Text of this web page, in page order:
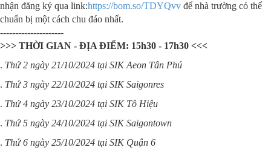
nhận đăng ký qua link:https://bom.so/TDYQvv để nhà trường có thể
chuẩn bị một cách chu đáo nhất.
---------------------
>>> THỜI GIAN - ĐỊA ĐIỂM: 15h30 - 17h30 <<<
. Thứ 2 ngày 21/10/2024 tại SIK Aeon Tân Phú
. Thứ 3 ngày 22/10/2024 tại SIK Saigonres
. Thứ 4 ngày 23/10/2024 tại SIK Tô Hiệu
. Thứ 5 ngày 24/10/2024 tại SIK Saigontown
. Thứ 6 ngày 25/10/2024 tại SIK Quận 6